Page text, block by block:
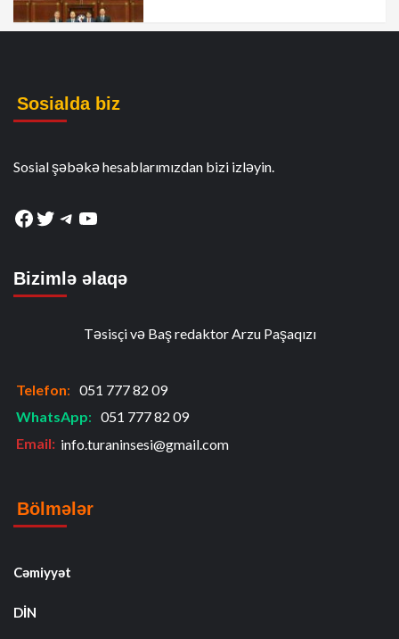
Sosialda biz
Sosial şəbəkə hesablarımızdan bizi izləyin.
Facebook
Twitter
Telegram
YouTube
Bizimlə əlaqə
Təsisçi və Baş redaktor Arzu Paşaqızı
Telefon: 051 777 82 09
WhatsApp: 051 777 82 09
Email: info.turaninsesi@gmail.com
Bölmələr
Cəmiyyət
DİN